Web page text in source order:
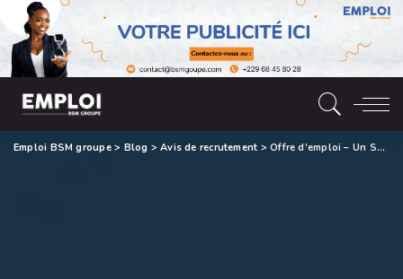
Emploi BSM groupe> Blog >Avis de recrutement >Offre d’emploi – Un Secrétaire (H/F)